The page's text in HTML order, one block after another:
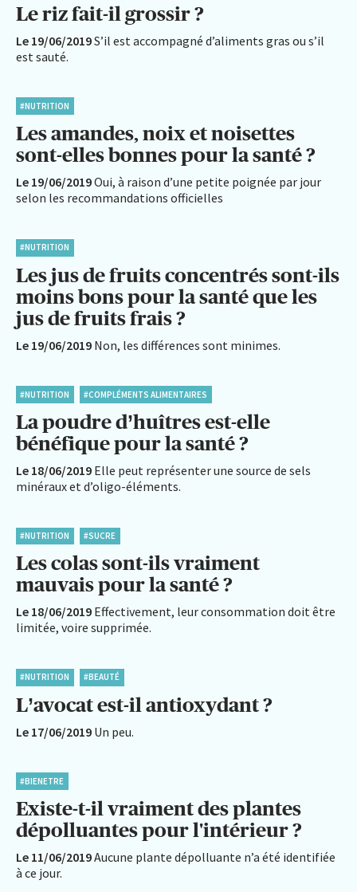
Le riz fait-il grossir ?
Le 19/06/2019S’il est accompagné d’aliments gras ou s’il
est sauté.
#NUTRITION
Les amandes, noix et noisettes
sont-elles bonnes pour la santé ?
Le 19/06/2019Oui, à raison d’une petite poignée par jour
selon les recommandations officielles
#NUTRITION
Les jus de fruits concentrés sont-ils
moins bons pour la santé que les
jus de fruits frais ?
Le 19/06/2019 Non, les différences sont minimes.
#NUTRITION #COMPLÉMENTS ALIMENTAIRES
La poudre d’huîtres est-elle
bénéfique pour la santé ?
Le 18/06/2019 Elle peut représenter une source de sels
minéraux et d’oligo-éléments.
#NUTRITION #SUCRE
Les colas sont-ils vraiment
mauvais pour la santé ?
Le 18/06/2019 Effectivement, leur consommation doit être
limitée, voire supprimée.
#NUTRITION #BEAUTÉ
L’avocat est-il antioxydant ?
Le 17/06/2019 Un peu.
#BIENETRE
Existe-t-il vraiment des plantes
dépolluantes pour l'intérieur ?
Le 11/06/2019Aucune plante dépolluante n’a été identifiée
à ce jour.